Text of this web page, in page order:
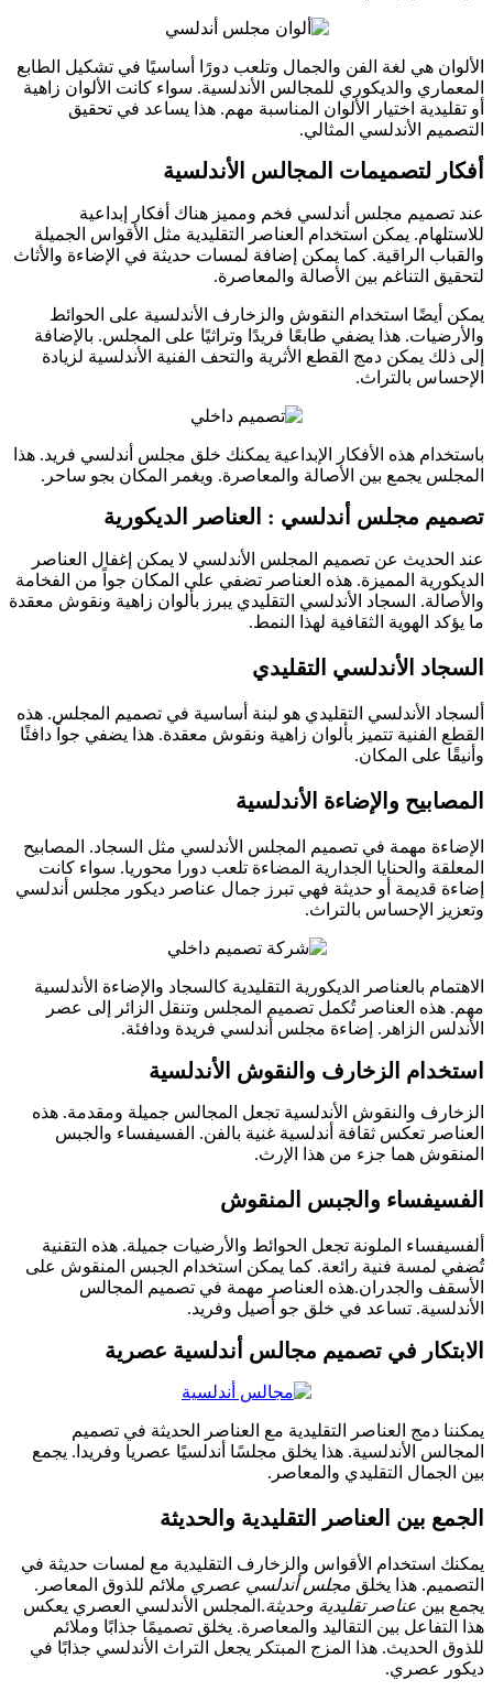
هي لغة الفن والجمال وتلعب دورًا أساسيًا في تشكيل الطابع
والديكوري للمجالس الأندلسية. سواء كانت الألوان زاهية
اختيار الألوان المناسبة مهم. هذا يساعد في تحقيق
الأندلسي المثالي.
لتصميمات المجالس الأندلسية
مجلس أندلسي فخم ومميز هناك أفكار إبداعية
يمكن استخدام العناصر التقليدية مثل الأقواس الجميلة
الراقية. كما يمكن إضافة لمسات حديثة في الإضاءة والأثاث
التناغم بين الأصالة والمعاصرة.
استخدام النقوش والزخارف الأندلسية على الحوائط
هذا يضفي طابعًا فريدًا وتراثيًا على المجلس. بالإضافة
يمكن دمج القطع الأثرية والتحف الفنية الأندلسية لزيادة
بالتراث.
هذه الأفكار الإبداعية يمكنك خلق مجلس أندلسي فريد. هذا
يجمع بين الأصالة والمعاصرة. ويغمر المكان بجو ساحر.
مجلس أندلسي : العناصر الديكورية
عن تصميم المجلس الأندلسي لا يمكن إغفال العناصر
المميزة. هذه العناصر تضفي على المكان جواً من الفخامة
السجاد الأندلسي التقليدي يبرز بألوان زاهية ونقوش معقدة
الهوية الثقافية لهذا النمط.
الأندلسي التقليدي
الأندلسي التقليدي هو لبنة أساسية في تصميم المجلس. هذه
الفنية تتميز بألوان زاهية ونقوش معقدة. هذا يضفي جواً دافئًا
على المكان.
والإضاءة الأندلسية
مهمة في تصميم المجلس الأندلسي مثل السجاد. المصابيح
والحنايا الجدارية المضاءة تلعب دورا محوريا. سواء كانت
قديمة أو حديثة فهي تبرز جمال عناصر ديكور مجلس أندلسي
الإحساس بالتراث.
بالعناصر الديكورية التقليدية كالسجاد والإضاءة الأندلسية
العناصر تُكمل تصميم المجلس وتنقل الزائر إلى عصر
الزاهر. إضاءة مجلس أندلسي فريدة ودافئة.
الزخارف والنقوش الأندلسية
والنقوش الأندلسية تجعل المجالس جميلة ومقدمة. هذه
تعكس ثقافة أندلسية غنية بالفن. الفسيفساء والجبس
هما جزء من هذا الإرث.
والجبس المنقوش
الملونة تجعل الحوائط والأرضيات جميلة. هذه التقنية
لمسة فنية رائعة. كما يمكن استخدام الجبس المنقوش على
والجدران.هذه العناصر مهمة في تصميم المجالس
تساعد في خلق جو أصيل وفريد.
في تصميم مجالس أندلسية عصرية
دمج العناصر التقليدية مع العناصر الحديثة في تصميم
الأندلسية. هذا يخلق مجلسًا أندلسيًا عصريا وفريدا. يجمع
التقليدي والمعاصر.
بين العناصر التقليدية والحديثة
استخدام الأقواس والزخارف التقليدية مع لمسات حديثة في
هذا يخلق مجلس أندلسي عصريملائم للذوق المعاصر.
بينعناصر تقليدية وحديثة.المجلس الأندلسي العصري يعكس
بين التقاليد والمعاصرة. يخلق تصميمًا جذابًا وملائم
الحديث. هذا المزج المبتكر يجعل التراث الأندلسي جذابًا في
عصري.